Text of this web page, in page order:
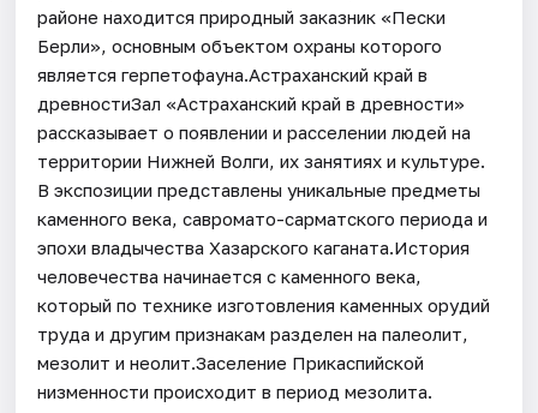
районе находится природный заказник «Пески
Берли», основным объектом охраны которого
является герпетофауна.Астраханский край в
древностиЗал «Астраханский край в древности»
рассказывает о появлении и расселении людей на
территории Нижней Волги, их занятиях и культуре.
В экспозиции представлены уникальные предметы
каменного века, савромато-сарматского периода и
эпохи владычества Хазарского каганата.История
человечества начинается с каменного века,
который по технике изготовления каменных орудий
труда и другим признакам разделен на палеолит,
мезолит и неолит.Заселение Прикаспийской
низменности происходит в период мезолита.